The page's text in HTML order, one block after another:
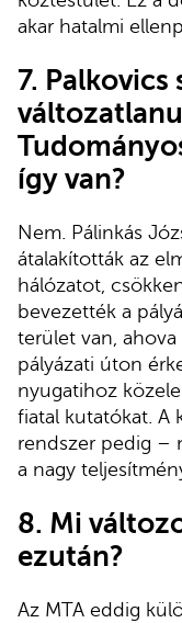
akar hatalmi
7. Palkovics
így van?
Nem. Pálinkás
átalakították az
hálózatot,
bevezették a
terület van, ahova
pályázati úton
nyugatihoz
fiatal kutatókat. A
rendszer pedig –
a nagy
8. Mi
ezután?
Az MTA eddig